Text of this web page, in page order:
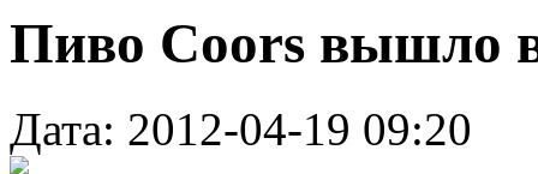
Пиво Coors вышло
Дата: 2012-04-19 09:20